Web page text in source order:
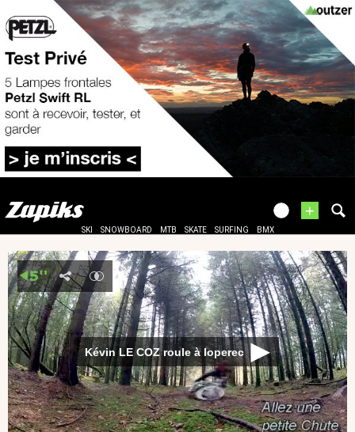
+
SKI SNOWBOARD MTB SKATE SURFING BMX
Kévin LE COZ roule à loperec